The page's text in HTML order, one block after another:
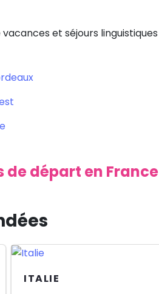
et séjours linguistiques
de départ en France
ITALIE